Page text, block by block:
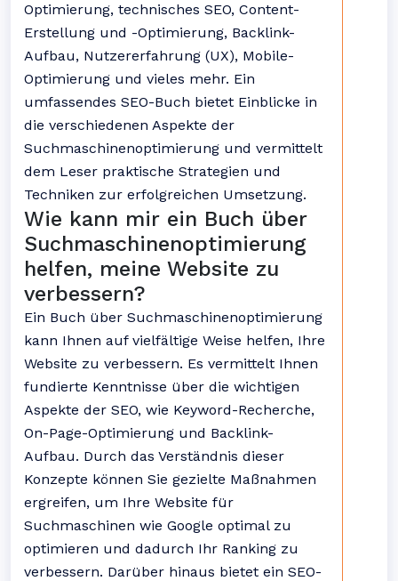
Optimierung, technisches SEO, Content-
Erstellung und -Optimierung, Backlink-
Aufbau, Nutzererfahrung (UX), Mobile-
Optimierung und vieles mehr. Ein
umfassendes SEO-Buch bietet Einblicke in
die verschiedenen Aspekte der
Suchmaschinenoptimierung und vermittelt
dem Leser praktische Strategien und
Techniken zur erfolgreichen Umsetzung.
Wie kann mir ein Buch über
Suchmaschinenoptimierung
helfen, meine Website zu
verbessern?
Ein Buch über Suchmaschinenoptimierung
kann Ihnen auf vielfältige Weise helfen, Ihre
Website zu verbessern. Es vermittelt Ihnen
fundierte Kenntnisse über die wichtigen
Aspekte der SEO, wie Keyword-Recherche,
On-Page-Optimierung und Backlink-
Aufbau. Durch das Verständnis dieser
Konzepte können Sie gezielte Maßnahmen
ergreifen, um Ihre Website für
Suchmaschinen wie Google optimal zu
optimieren und dadurch Ihr Ranking zu
verbessern. Darüber hinaus bietet ein SEO-